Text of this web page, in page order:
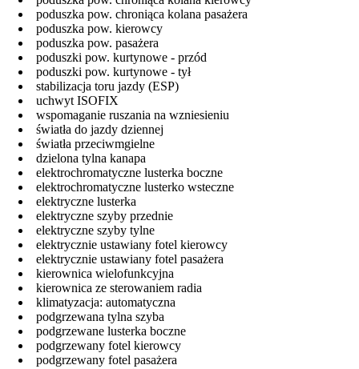
poduszka pow. chroniąca kolana pasażera
poduszka pow. kierowcy
poduszka pow. pasażera
poduszki pow. kurtynowe - przód
poduszki pow. kurtynowe - tył
stabilizacja toru jazdy (ESP)
uchwyt ISOFIX
wspomaganie ruszania na wzniesieniu
światła do jazdy dziennej
światła przeciwmgielne
dzielona tylna kanapa
elektrochromatyczne lusterka boczne
elektrochromatyczne lusterko wsteczne
elektryczne lusterka
elektryczne szyby przednie
elektryczne szyby tylne
elektrycznie ustawiany fotel kierowcy
elektrycznie ustawiany fotel pasażera
kierownica wielofunkcyjna
kierownica ze sterowaniem radia
klimatyzacja: automatyczna
podgrzewana tylna szyba
podgrzewane lusterka boczne
podgrzewany fotel kierowcy
podgrzewany fotel pasażera